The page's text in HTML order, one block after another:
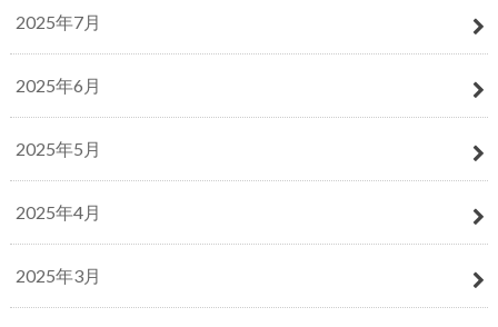
2025年7月
2025年6月
2025年5月
2025年4月
2025年3月